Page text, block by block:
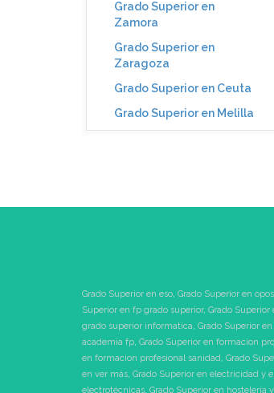
Grado Superior en
Zamora
Grado Superior en
Zaragoza
Grado Superior en Ceuta
Grado Superior en Melilla
Grado Superior en eso, Grado Superior en
Superior en fp grado superior, Grado
grado superior informatica, Grado Superior
academia fp, Grado Superior en formacion
en formacion profesional sanidad, Grado
en ver más, Grado Superior en electricidad y
electrotécnicas, Grado Superior en hostelería